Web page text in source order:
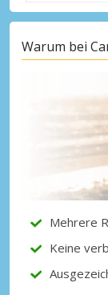
Warum bei
Mehrere
Keine
Top-